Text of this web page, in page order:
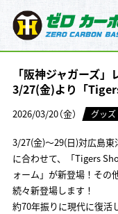
「阪神ジャガーズ
3/27(金)より「
2026/03/20（金） グッ
3/27(金)～29(日)対広島
に合わせて、「Tigers
ォーム」が新登場！その
続々新登場します！
約70年振りに現代に復活